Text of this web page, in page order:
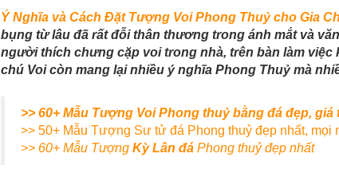
Ý Nghĩa và Cách Đặt Tượng Voi Phong Thuỷ cho Gia
bụng từ lâu đã rất đỗi thân thương trong ánh mắt và
người thích chưng cặp voi trong nhà, trên bàn làm
chú Voi còn mang lại nhiều ý nghĩa Phong Thuỷ mà
>> 60+ Mẫu Tượng Voi Phong thuỷ bằng đá đẹp,
>> 50+ Mẫu Tượng Sư tử đá Phong thuỷ đẹp nhất, mọi
>> 60+ Mẫu TượngKỳ Lân đáPhong thuỷ đẹp nhất